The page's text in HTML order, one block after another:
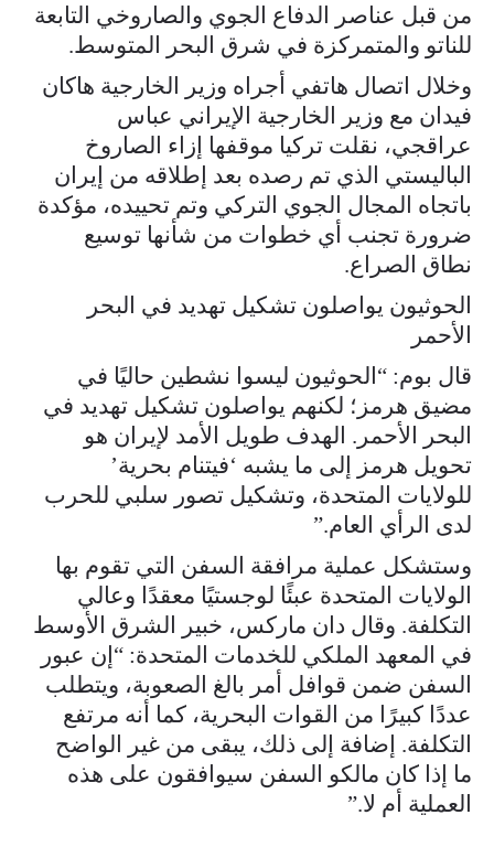
من قبل عناصر الدفاع الجوي والصاروخي التابعة
للناتو والمتمركزة في شرق البحر المتوسط.
وخلال اتصال هاتفي أجراه وزير الخارجية هاكان
فيدان مع وزير الخارجية الإيراني عباس
عراقجي، نقلت تركيا موقفها إزاء الصاروخ
الباليستي الذي تم رصده بعد إطلاقه من إيران
باتجاه المجال الجوي التركي وتم تحييده، مؤكدة
ضرورة تجنب أي خطوات من شأنها توسيع
نطاق الصراع.
الحوثيون يواصلون تشكيل تهديد في البحر
الأحمر
قال بوم: “الحوثيون ليسوا نشطين حاليًا في
مضيق هرمز؛ لكنهم يواصلون تشكيل تهديد في
البحر الأحمر. الهدف طويل الأمد لإيران هو
تحويل هرمز إلى ما يشبه ‘فيتنام بحرية’
للولايات المتحدة، وتشكيل تصور سلبي للحرب
لدى الرأي العام.”
وستشكل عملية مرافقة السفن التي تقوم بها
الولايات المتحدة عبئًا لوجستيًا معقدًا وعالي
التكلفة. وقال دان ماركس، خبير الشرق الأوسط
في المعهد الملكي للخدمات المتحدة: “إن عبور
السفن ضمن قوافل أمر بالغ الصعوبة، ويتطلب
عددًا كبيرًا من القوات البحرية، كما أنه مرتفع
التكلفة. إضافة إلى ذلك، يبقى من غير الواضح
ما إذا كان مالكو السفن سيوافقون على هذه
العملية أم لا.”